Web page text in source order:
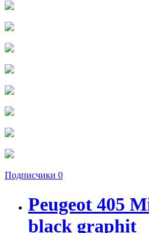
Подписчики 0
Peugeot 405
black graphit